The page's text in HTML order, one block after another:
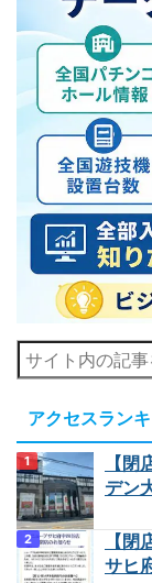
アクセスラン
【
デン
【
サヒ